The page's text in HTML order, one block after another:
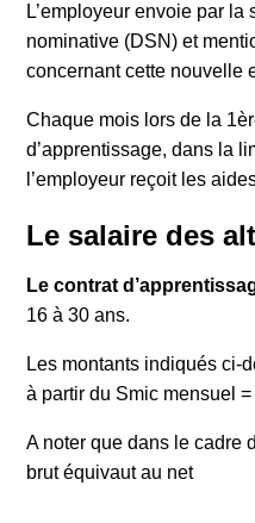
L’employeur envoie par
nominative (DSN) et
concernant cette nouvelle
Chaque mois lors de la
d’apprentissage, dans la
l’employeur reçoit les
Le salaire des
Le contrat
16 à 30 ans.
Les montants indiqués ci-
à partir du Smic mensuel
A noter que dans le cadre
brut équivaut au net